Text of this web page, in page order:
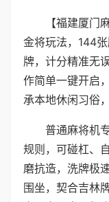
【福建厦门
金将玩法，144
牌，计分精准无
作简单一键开启
承本地休闲习俗
普通麻将机
规则，可碰杠、
磨抗造，洗牌极
围坐，契合吉林